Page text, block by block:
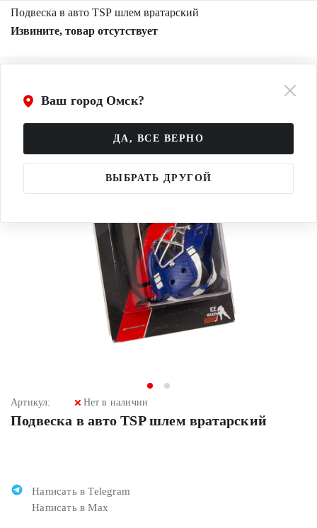
Ваш город Омск?
ДА, ВСЕ ВЕРНО
ВЫБРАТЬ ДРУГОЙ
Артикул: Нет в наличии
Подвеска в авто TSP шлем вратарский
Написать в Telegram
Написать в Max
Подвеска в авто TSP шлем вратарский
Извините, товар отсутствует